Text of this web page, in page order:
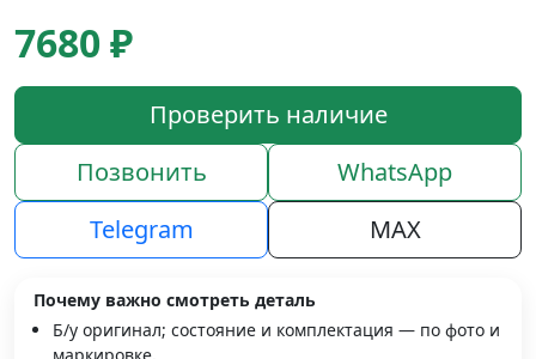
7680 ₽
Проверить наличие
Позвонить
WhatsApp
Telegram
MAX
Почему важно смотреть деталь
Б/у оригинал; состояние и комплектация — по фото и